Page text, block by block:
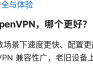
与体验
，哪个更好？
景下速度更快、配置
兼容性广，老旧设备